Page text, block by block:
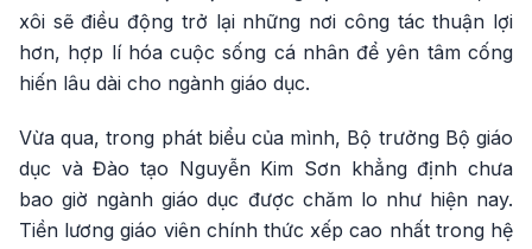
xôi sẽ điều động trở lại những nơi công tác thuận lợi
hơn, hợp lí hóa cuộc sống cá nhân để yên tâm cống
hiến lâu dài cho ngành giáo dục.
Vừa qua, trong phát biểu của mình, Bộ trưởng Bộ giáo
dục và Đào tạo Nguyễn Kim Sơn khẳng định chưa
bao giờ ngành giáo dục được chăm lo như hiện nay.
Tiền lương giáo viên chính thức xếp cao nhất trong hệ